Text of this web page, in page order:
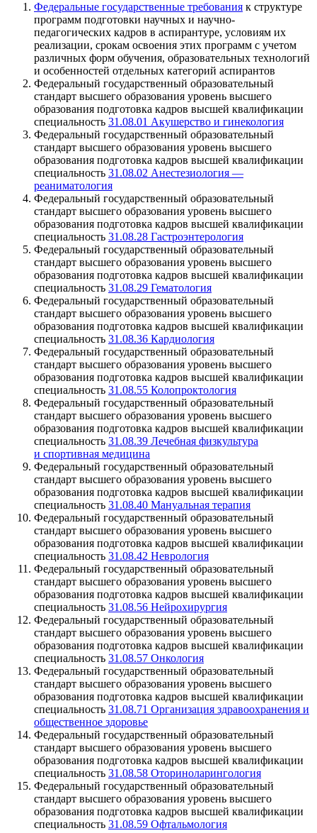
Федеральные государственные требования к структуре
программ подготовки научных и научно-
педагогических кадров в аспирантуре, условиям их
реализации, срокам освоения этих программ с учетом
различных форм обучения, образовательных технологий
и особенностей отдельных категорий аспирантов
Федеральный государственный образовательный
стандарт высшего образования уровень высшего
образования подготовка кадров высшей квалификации
специальность 31.08.01 Акушерство и гинекология
Федеральный государственный образовательный
стандарт высшего образования уровень высшего
образования подготовка кадров высшей квалификации
специальность 31.08.02 Анестезиология —
реаниматология
Федеральный государственный образовательный
стандарт высшего образования уровень высшего
образования подготовка кадров высшей квалификации
специальность 31.08.28 Гастроэнтерология
Федеральный государственный образовательный
стандарт высшего образования уровень высшего
образования подготовка кадров высшей квалификации
специальность 31.08.29 Гематология
Федеральный государственный образовательный
стандарт высшего образования уровень высшего
образования подготовка кадров высшей квалификации
специальность 31.08.36 Кардиология
Федеральный государственный образовательный
стандарт высшего образования уровень высшего
образования подготовка кадров высшей квалификации
специальность 31.08.55 Колопроктология
Федеральный государственный образовательный
стандарт высшего образования уровень высшего
образования подготовка кадров высшей квалификации
специальность 31.08.39 Лечебная физкультура
и спортивная медицина
Федеральный государственный образовательный
стандарт высшего образования уровень высшего
образования подготовка кадров высшей квалификации
специальность 31.08.40 Мануальная терапия
Федеральный государственный образовательный
стандарт высшего образования уровень высшего
образования подготовка кадров высшей квалификации
специальность 31.08.42 Неврология
Федеральный государственный образовательный
стандарт высшего образования уровень высшего
образования подготовка кадров высшей квалификации
специальность 31.08.56 Нейрохирургия
Федеральный государственный образовательный
стандарт высшего образования уровень высшего
образования подготовка кадров высшей квалификации
специальность 31.08.57 Онкология
Федеральный государственный образовательный
стандарт высшего образования уровень высшего
образования подготовка кадров высшей квалификации
специальность 31.08.71 Организация здравоохранения и
общественное здоровье
Федеральный государственный образовательный
стандарт высшего образования уровень высшего
образования подготовка кадров высшей квалификации
специальность 31.08.58 Оториноларингология
Федеральный государственный образовательный
стандарт высшего образования уровень высшего
образования подготовка кадров высшей квалификации
специальность 31.08.59 Офтальмология